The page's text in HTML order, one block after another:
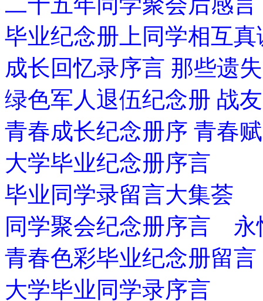
毕业纪念册上同学相互真
成长回忆录序言 那些遗
绿色军人退伍纪念册 战
青春成长纪念册序 青春赋
大学毕业纪念册序言
毕业同学录留言大集荟
同学聚会纪念册序言 永
青春色彩毕业纪念册留言
大学毕业同学录序言